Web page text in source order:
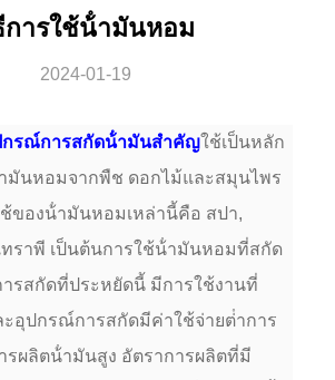
การใช้น้ํามันหอม
2024-01-19
กรณ์การสกัดน้ํามันสําคัญใช้เป็นหลัก
มันหอมจากพืช ดอกไม้และสมุนไพร
ของน้ํามันหอมเหล่านี้คือ สปา,
ทราพี เป็นต้นการใช้น้ํามันหอมที่สกัด
รสกัดที่ประหยัดนี้ มีการใช้งานที่
ะอุปกรณ์การสกัดมีค่าใช้จ่ายต่ําการ
รผลิตน้ํามันสูง อัตราการผลิตที่มี